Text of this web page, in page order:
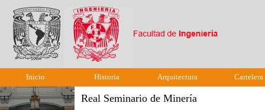
Inicio Historia Arquitectura Cartelera